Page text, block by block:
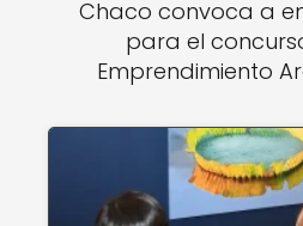
Chaco convoca a
para el
Emprendimiento